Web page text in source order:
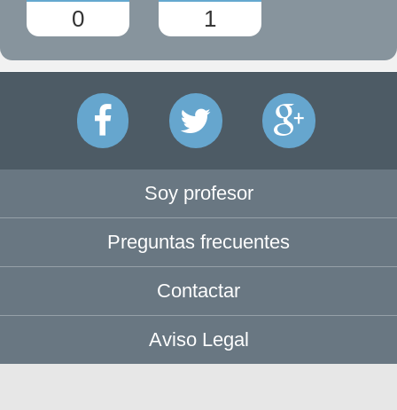
0 1
Soy profesor
Preguntas frecuentes
Contactar
Aviso Legal